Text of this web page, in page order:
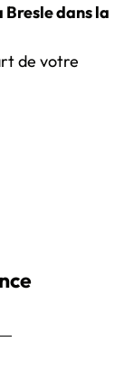
dans la
de votre